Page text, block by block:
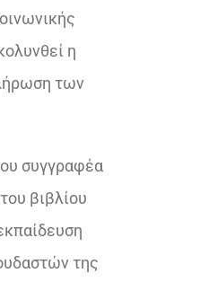
η
των
συγγραφέα
βιβλίου
της